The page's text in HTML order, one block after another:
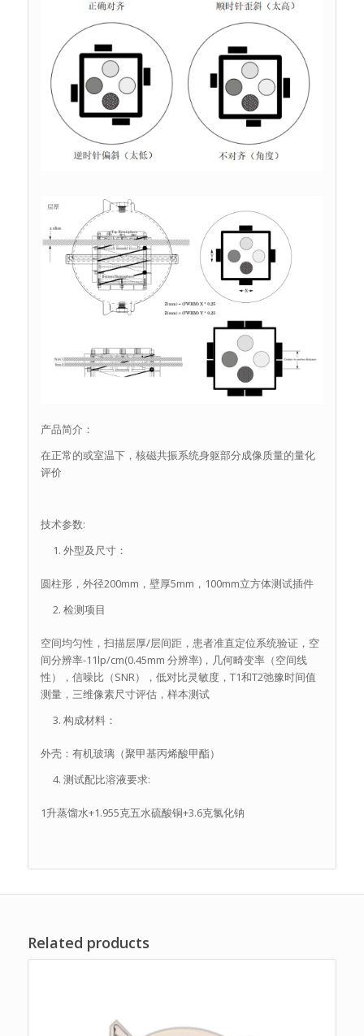
产品简介：
在正常的或室温下，核磁共振系统身躯部分成像质量的量化
评价
技术参数:
外型及尺寸：
圆柱形，外径200mm，壁厚5mm，100mm立方体测试插件
检测项目
空间均匀性，扫描层厚/层间距，患者准直定位系统验证，空
间分辨率-11lp/cm(0.45mm 分辨率)，几何畸变率（空间线
性），信噪比（SNR），低对比灵敏度，T1和T2弛豫时间值
测量，三维像素尺寸评估，样本测试
构成材料：
外壳：有机玻璃（聚甲基丙烯酸甲酯）
测试配比溶液要求:
1升蒸馏水+1.955克五水硫酸铜+3.6克氯化钠
Related products